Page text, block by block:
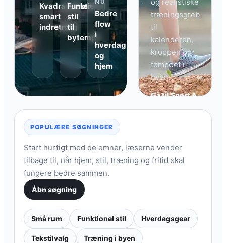
Kvadratmeter-
smart
indretning
Funktionel
stil
til
bytempo
Bedre
flow
i
hverdag
og
hjem
træningsgreb
til
kalenderen,
kroppen og
tempoet i
byen.
Gå til Sport &
POPULÆRE SØGNINGER
Start hurtigt med de emner, læserne vender
tilbage til, når hjem, stil, træning og fritid skal
fungere bedre sammen.
Åbn søgning
Små rum Funktionel stil Hverdagsgear
Tekstilvalg Træning i byen